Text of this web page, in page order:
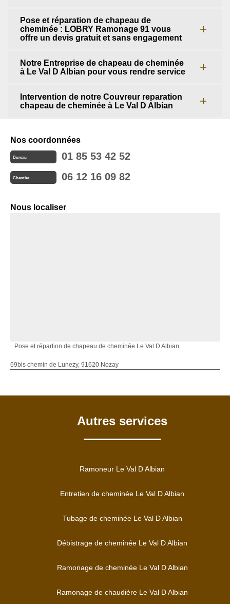
Pose et réparation de chapeau de
cheminée : LOBRY Ramonage 91 vous
offre un devis gratuit et sans engagement
Notre Entreprise de chapeau de cheminée
à Le Val D Albian pour vous rendre service
Intervention de notre Couvreur reparation
chapeau de cheminée à Le Val D Albian
Nos coordonnées
Bureau 01 85 53 42 52
Chantier 06 12 16 09 82
Nous localiser
Pose et répartion de chapeau de cheminée Le Val D Albian
69bis chemin de Lunezy, 91620 Nozay
Autres services
Ramoneur Le Val D Albian
Entretien de cheminée Le Val D Albian
Tubage de cheminée Le Val D Albian
Débistrage de cheminée Le Val D Albian
Ramonage de cheminée Le Val D Albian
Ramonage de chaudière Le Val D Albian